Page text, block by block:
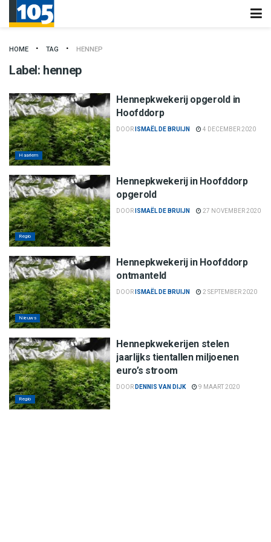
HOME TAG HENNEP
Label: hennep
Haarlem
Hennepkwekerij opgerold in
Hoofddorp
DOOR ISMAËL DE BRUIJN 4 DECEMBER 2020
Regio
Hennepkwekerij in Hoofddorp
opgerold
DOOR ISMAËL DE BRUIJN 27 NOVEMBER 2020
Nieuws
Hennepkwekerij in Hoofddorp
ontmanteld
DOOR ISMAËL DE BRUIJN 2 SEPTEMBER 2020
Regio
Hennepkwekerijen stelen
jaarlijks tientallen miljoenen
euro’s stroom
DOOR DENNIS VAN DIJK 9 MAART 2020